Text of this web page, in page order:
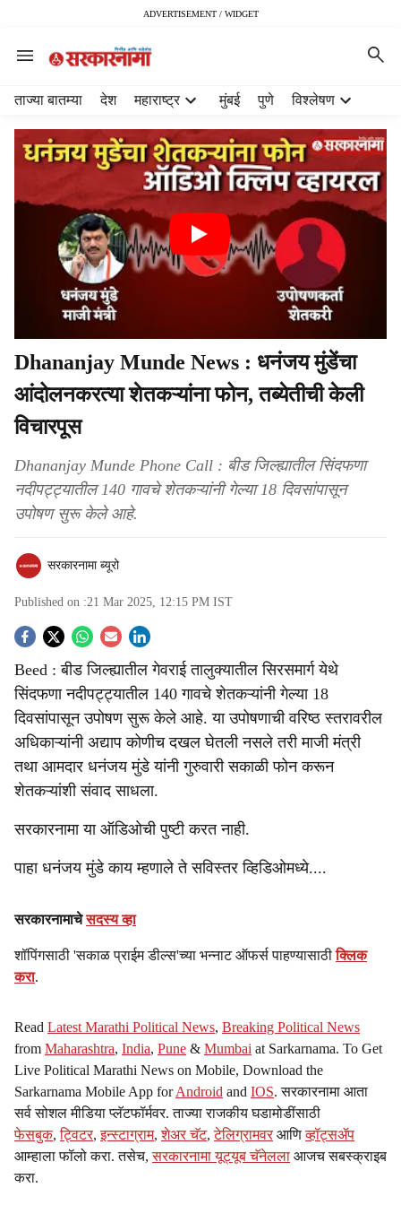
ADVERTISEMENT / WIDGET
ताज्या बातम्या देश महाराष्ट्र मुंबई पुणे विश्लेषण
Dhananjay Munde News : धनंजय मुंडेंचा
आंदोलनकरत्या शेतकऱ्यांना फोन, तब्येतीची केली
विचारपूस
Dhananjay Munde Phone Call : बीड जिल्ह्यातील सिंदफणा
नदीपट्ट्यातील 140 गावचे शेतकऱ्यांनी गेल्या 18 दिवसांपासून
उपोषण सुरू केले आहे.
सरकारनामा ब्यूरो
Published on :21 Mar 2025, 12:15 PM IST
S
o
c
i
a
l
s
a
r
Beed : बीड जिल्ह्यातील गेवराई तालुक्यातील सिरसमार्ग येथे
सिंदफणा नदीपट्ट्यातील 140 गावचे शेतकऱ्यांनी गेल्या 18
दिवसांपासून उपोषण सुरू केले आहे. या उपोषणाची वरिष्ठ स्तरावरील
अधिकाऱ्यांनी अद्याप कोणीच दखल घेतली नसले तरी माजी मंत्री
तथा आमदार धनंजय मुंडे यांनी गुरुवारी सकाळी फोन करून
शेतकऱ्यांशी संवाद साधला.
सरकारनामा या ऑडिओची पुष्टी करत नाही.
पाहा धनंजय मुंडे काय म्हणाले ते सविस्तर व्हिडिओमध्ये....
सरकारनामाचेसदस्य व्हा
शॉपिंगसाठी 'सकाळ प्राईम डील्स'च्या भन्नाट ऑफर्स पाहण्यासाठीक्लिक
करा.
Read Latest Marathi Political News, Breaking Political News
from Maharashtra, India, Pune & Mumbai at Sarkarnama. To Get
Live Political Marathi News on Mobile, Download the
Sarkarnama Mobile App forAndroid and IOS. सरकारनामा आता
सर्व सोशल मीडिया प्लॅटफॉर्मवर. ताज्या राजकीय घडामोडींसाठी
फेसबुक,ट्विटर,इन्स्टाग्राम,शेअर चॅट,टेलिग्रामवर आणिव्हॉट्सॲप
आम्हाला फॉलो करा. तसेच,सरकारनामा यूट्यूब चॅनेलला आजच सबस्क्राइब
करा.